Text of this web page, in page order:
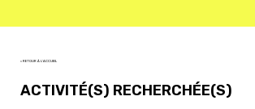
< RETOUR À L'ACCUEIL
ACTIVITÉ(S) RECHERCHÉE(S)